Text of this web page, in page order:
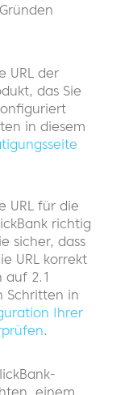
URL der
das Sie
in diesem
URL für die
richtig
sicher, dass
URL korrekt
auf 2.1
Schritten in
Ihrer
.
einem